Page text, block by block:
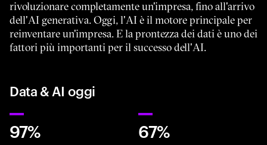
rivoluzionare completamente un'impresa, fino all'arrivo
dell'AI generativa. Oggi, l'AI è il motore principale per
reinventare un'impresa. E la prontezza dei dati è uno dei
fattori più importanti per il successo dell'AI.
Data & AI oggi
97% 67%